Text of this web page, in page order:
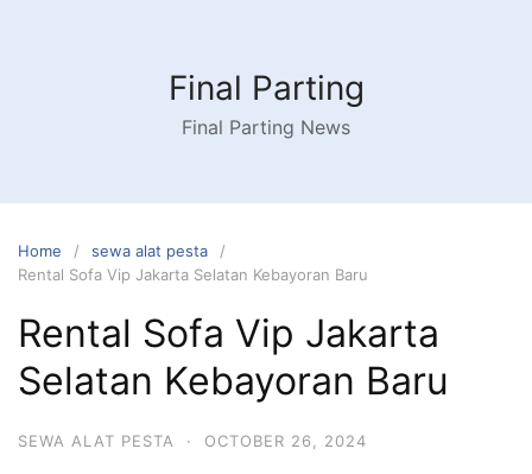
Final Parting
Final Parting News
Home
sewa alat pesta
Rental Sofa Vip Jakarta Selatan Kebayoran Baru
Rental Sofa Vip Jakarta
Selatan Kebayoran Baru
SEWA ALAT PESTA · OCTOBER 26, 2024